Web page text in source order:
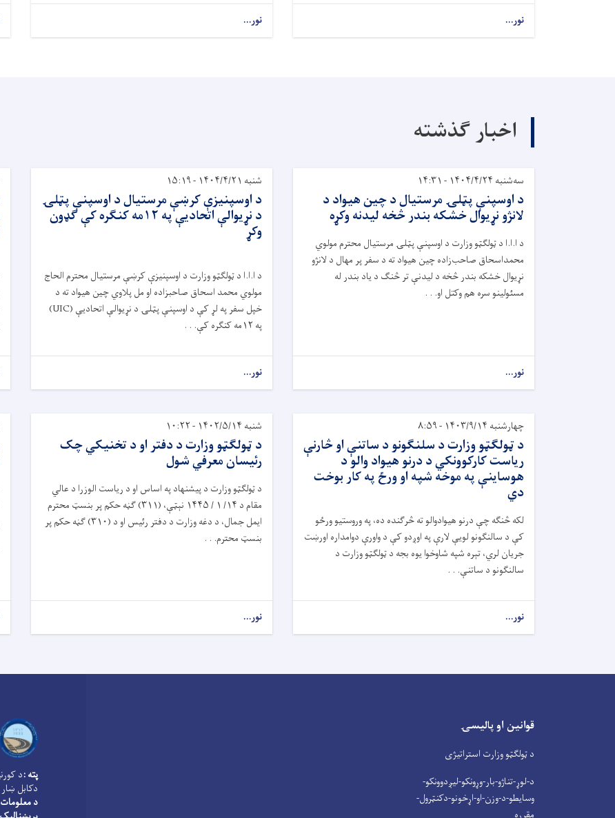
نور... نور...
اخبار گذشته
سه‌شنبه ۱۴۰۴/۴/۲۴ - ۱۴:۳۱
د اوسپنې پټلۍ مرستیال د چین هیواد د
لانژو نړیوال خشکه بندر څخه لیدنه وکړه
د ا.ا.ا د ټولګټو وزارت د اوسپنې پټلۍ مرستیال محترم مولوي
محمداسحاق صاحب‌زاده چین هیواد ته د سفر پر مهال د لانژو
نړیوال خشکه بندر څخه د لیدنې تر څنګ د یاد بندر له
مسئولینو سره هم وکتل او. . .
نور...
شنبه ۱۴۰۴/۴/۲۱ - ۱۵:۱۹
د اوسپنيزې کرښې مرستيال د اوسپنې پټلۍ
د نړيوالې اتحاديې په ۱۲مه کنگره کې ګډون
وکړ
د ا.ا.ا د ټولګټو وزارت د اوسپنيزې کرښې مرستيال محترم الحاج
مولوي محمد اسحاق صاحبزاده او مل پلاوي چين هيواد ته د
خپل سفر په لړ کې د اوسپنې پټلۍ د نړيوالې اتحاديې (UIC)
په ۱۲مه کنگره کې. . .
نور...
چهارشنبه ۱۴۰۳/۹/۱۴ - ۸:۵۹
د ټولګټو وزارت د سلنګونو د ساتنې او څارنې
ریاست کارکوونکي د درنو هیواد والو د
هوساینې په موخه شپه او ورځ په کار بوخت
دي
لکه څنګه چې درنو هیوادوالو ته څرګنده ده، په وروستیو ورځو
کې د سالنګونو لویې لارې په اوږدو کې د واورې دوامداره اورښت
جریان لري، تېره شپه شاوخوا یوه بجه د ټولګټو وزارت د
سالنګونو د ساتنې. . .
نور...
شنبه ۱۴۰۲/۵/۱۴ - ۱۰:۲۲
د ټولګټو وزارت د دفتر او د تخنیکي چک
رئیسان معرفي شول
د ټولګټو وزارت د پیشنهاد په اساس او د ریاست الوزرا د عالي
مقام د ۱۴/ ۱ / ۱۴۴۵ نېټې، (۳۱۱) ګڼه حکم پر بنسټ محترم
ایمل جمال، د دغه وزارت د دفتر رئیس او د (۳۱۰) ګڼه حکم پر
بنسټ محترم. . .
نور...
قوانین او پالیسۍ
د ټولګټو وزارت استراتیژی
د-لوړ-تناژو-بار-وړونکو-لیږدوونکو-
وسایطو-د-وزن-او-اړخونو-دکنټرول-
پته :د
دکابل
د